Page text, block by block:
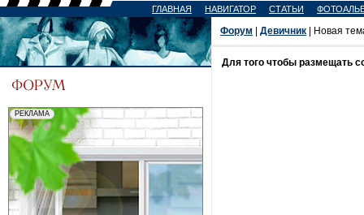
ГЛАВНАЯ НАВИГАТОР СТАТЬИ
Форум Девичник | Новая
Для того чтобы размещать